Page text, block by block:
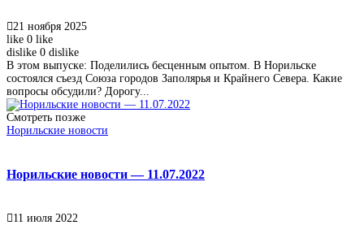
21 ноября 2025
like 0 like
dislike 0 dislike
В этом выпуске: Поделились бесценным опытом. В Норильске
состоялся съезд Союза городов Заполярья и Крайнего Севера. Какие
вопросы обсудили? Дорогу...
Смотреть позже
Норильские новости
Норильские новости — 11.07.2022
11 июля 2022